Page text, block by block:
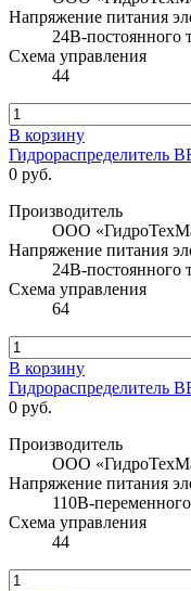
Напряжение питания
24В-постоянного
Схема управления
44
В корзину
0 руб.
Производитель
ООО
Напряжение питания
24В-постоянного
Схема управления
64
В корзину
0 руб.
Производитель
ООО
Напряжение питания
110В-
Схема управления
44